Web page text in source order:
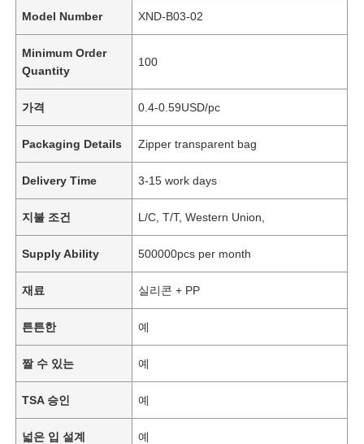
Model Number XND-B03-02
Minimum Order
Quantity
100
가격 0.4-0.59USD/pc
Packaging Details Zipper transparent bag
Delivery Time 3-15 work days
지불 조건 L/C, T/T, Western Union,
Supply Ability 500000pcs per month
재료 실리콘 + PP
튼튼한 예
짤 수 있는 예
TSA 승인 예
넓은 입 설계 예